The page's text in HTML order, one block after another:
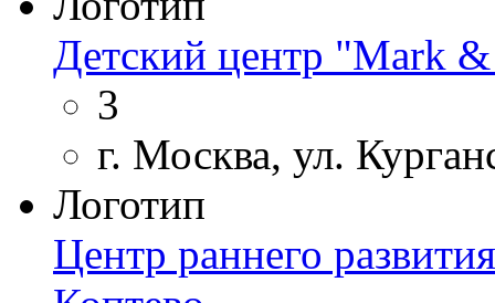
Детский центр "Mark
3
г. Москва, ул.
Логотип
Центр раннего